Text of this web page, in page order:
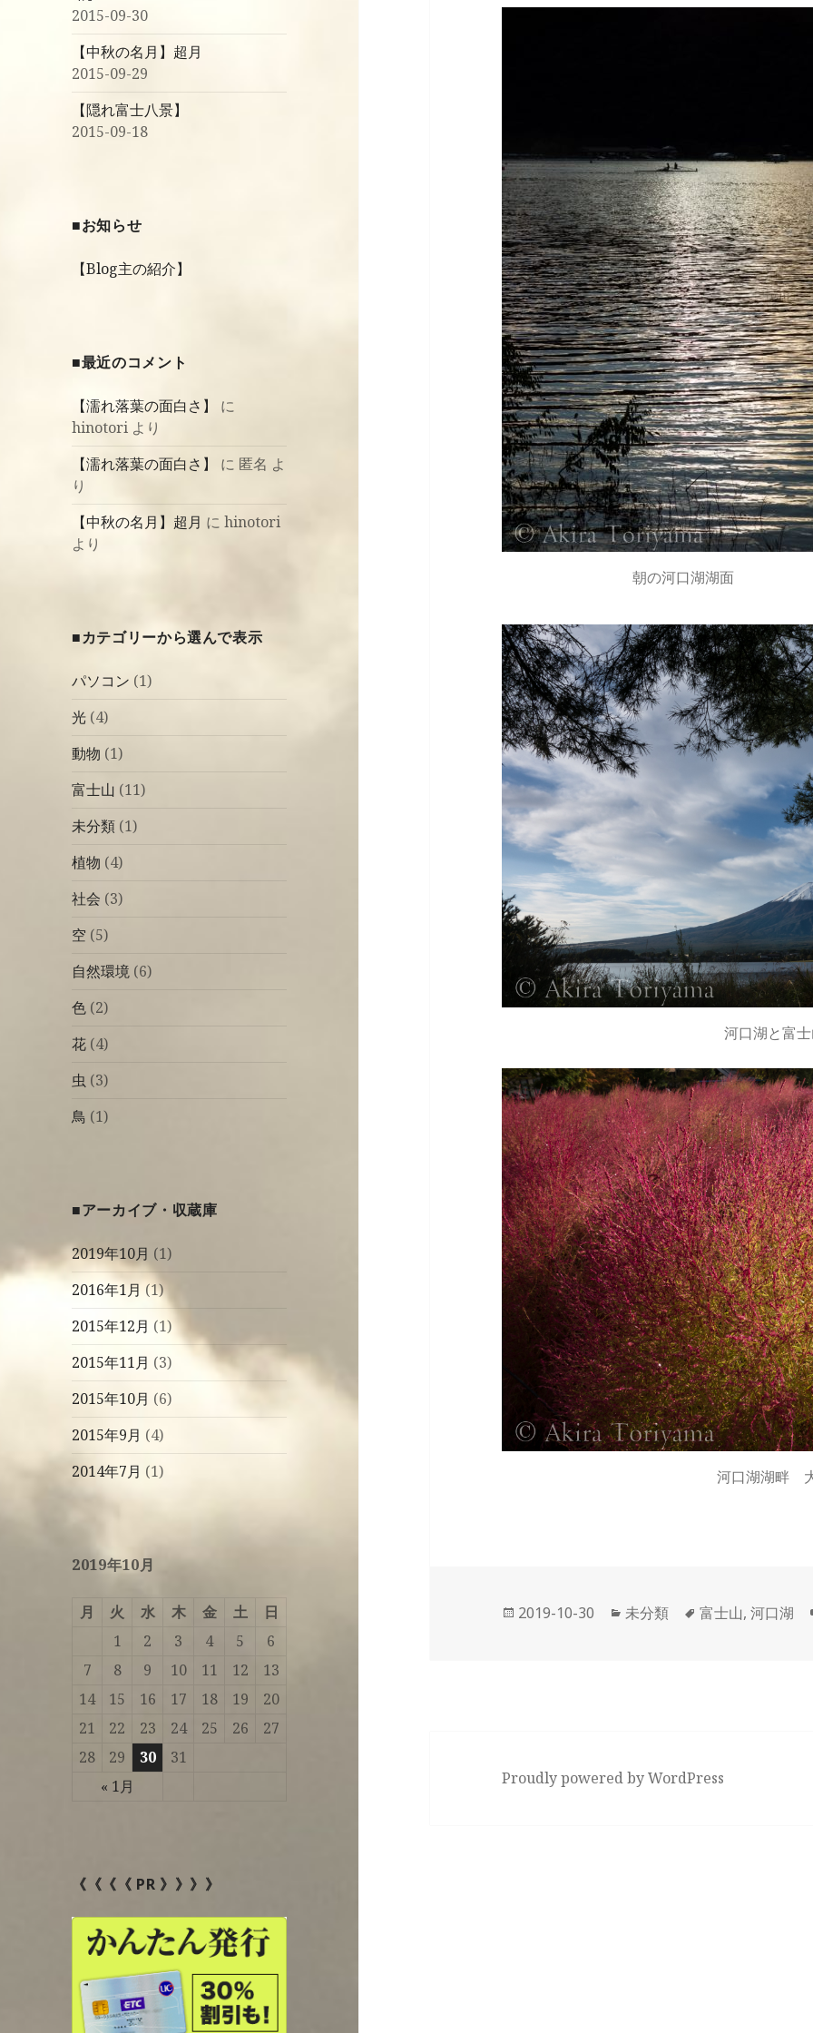
2015-09-30
【中秋の名月】超月
2015-09-29
【隠れ富士八景】
2015-09-18
■お知らせ
【Blog主の紹介】
■最近のコメント
【濡れ落葉の面白さ】
に
hinotori より
【濡れ落葉の面白さ】
に 匿名 よ
り
【中秋の名月】超月 にhinotori
より
■カテゴリーから選んで表示
パソコン (1)
光 (4)
動物 (1)
富士山 (11)
未分類 (1)
植物 (4)
社会 (3)
空 (5)
自然環境 (6)
色 (2)
花 (4)
虫 (3)
鳥 (1)
■アーカイブ・収蔵庫
2019年10月 (1)
2016年1月 (1)
2015年12月 (1)
2015年11月 (3)
2015年10月 (6)
2015年9月 (4)
2014年7月 (1)
2019年10月
月 火 水 木 金 土 日
« 1月
1 2 3 4 5
6
7
8 9 10 11 12
13
14
15 16 17 18 19
20
21
22 23 24 25 26
27
28
29 30 31
《《《《 PR 》》》》
朝の河口湖湖面
河口湖と富
河口湖湖畔
投
2019-10-30
カ
未分類
タ
富士山,河口湖
Proudly powered by WordPress